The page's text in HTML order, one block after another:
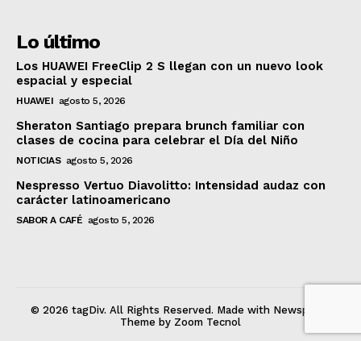
Lo último
Los HUAWEI FreeClip 2 S llegan con un nuevo look
espacial y especial
HUAWEI agosto 5, 2026
Sheraton Santiago prepara brunch familiar con
clases de cocina para celebrar el Día del Niño
NOTICIAS agosto 5, 2026
Nespresso Vertuo Diavolitto: Intensidad audaz con
carácter latinoamericano
SABOR A CAFÉ agosto 5, 2026
© 2026 tagDiv. All Rights Reserved. Made with Newspaper
Theme by Zoom Tecnol